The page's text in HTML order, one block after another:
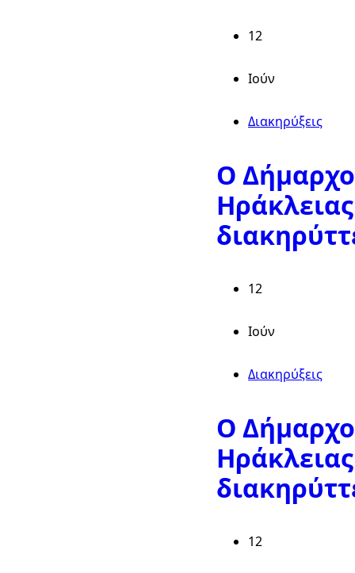
12
Ιούν
Διακηρύξεις
Ο
Ηράκλειας
12
Ιούν
Διακηρύξεις
Ο
Ηράκλειας
12